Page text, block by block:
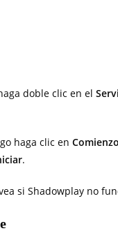
doble clic en el
haga clic en Comienzo
.
si Shadowplay no